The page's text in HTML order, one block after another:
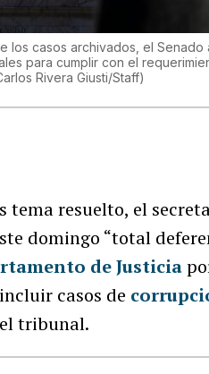
los casos archivados, el
para cumplir con el
Rivera Giusti/Staff)
tema resuelto, el
domingo “total
de Justicia
casos de
tribunal.